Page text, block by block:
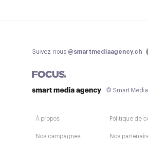
Suivez-nous @smartmediaagency.ch
© Smart
À propos
Nos campagnes
Politique de
Nos